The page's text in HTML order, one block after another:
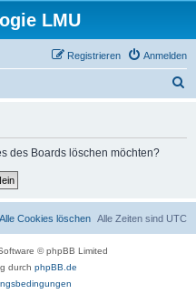
LMU
Anmelden
Registrieren
des Boards löschen möchten?
Alle Zeiten sind UTC
Alle Cookies löschen
© phpBB Limited
durch phpBB.de